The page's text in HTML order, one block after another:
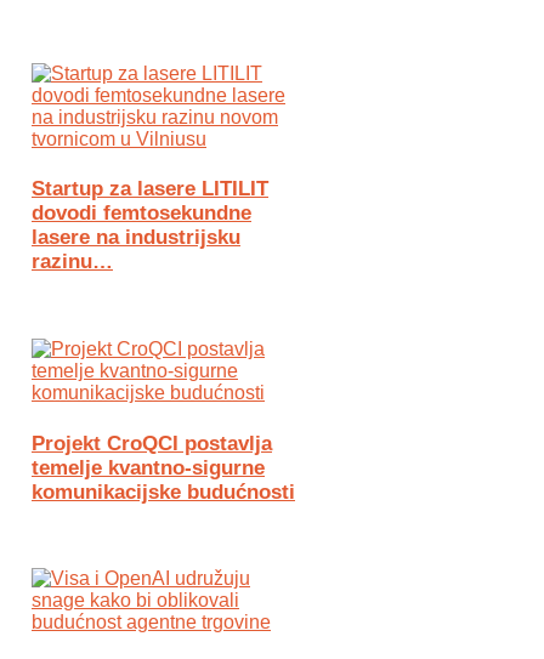
Startup za lasere LITILIT
dovodi femtosekundne
lasere na industrijsku
razinu…
Projekt CroQCI postavlja
temelje kvantno-sigurne
komunikacijske budućnosti